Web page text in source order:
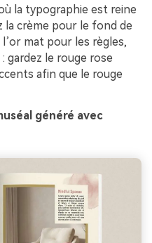
la typographie est reine
crème pour le fond de
mat pour les règles,
gardez le rouge rose
afin que le rouge
généré avec